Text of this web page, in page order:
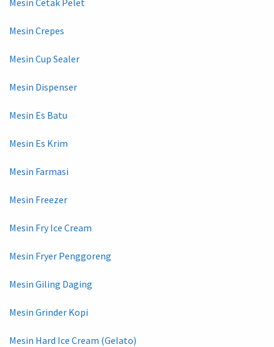
Mesin Crepes
Mesin Cup Sealer
Mesin Dispenser
Mesin Es Batu
Mesin Es Krim
Mesin Farmasi
Mesin Freezer
Mesin Fry Ice Cream
Mesin Fryer Penggoreng
Mesin Giling Daging
Mesin Grinder Kopi
Mesin Hard Ice Cream (Gelato)